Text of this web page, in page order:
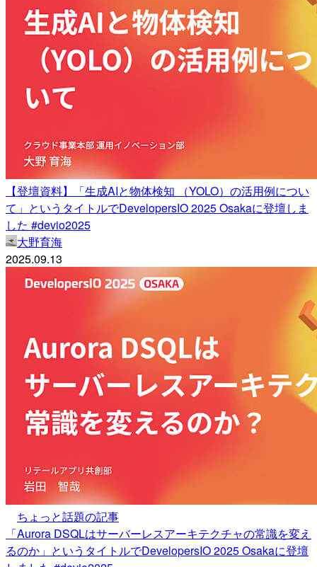
【登壇資料】「生成AIと物体検知 （YOLO）の活用例につい
て」というタイトルでDevelopersIO 2025 Osakaに登壇しま
した #devio2025
大野育海
2025.09.13
ちょっと話題の記事
「Aurora DSQLはサーバーレスアーキテクチャの常識を変え
るのか」というタイトルでDevelopersIO 2025 Osakaに登壇